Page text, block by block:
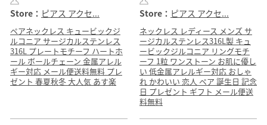
Store： ピアス アクセ...
ペアネックレス キュービックジ
ルコニア サージカルステンレス
316L プレートモチーフ ハートホ
ール ボールチェーン 金属アレル
ギー対応 メール便送料無料 プレ
ゼント 春夏秋冬 大人気 あす楽
Store： ピアス アクセ...
ネックレス レディース メンズ サ
ージカルステンレス316L製 キュ
ービックジルコニア リングモチ
ーフ 1粒 ワンストーン お肌に優し
い 低金属アレルギー対応 おしゃ
れ かわいい 恋人 ペア 誕生日 記念
日 プレゼント ギフト メール便送
料無料